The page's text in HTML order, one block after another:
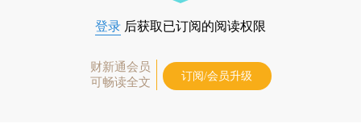
登录 后获取已订阅的阅读权限
财新通会员
可畅读全文
订阅/会员升级